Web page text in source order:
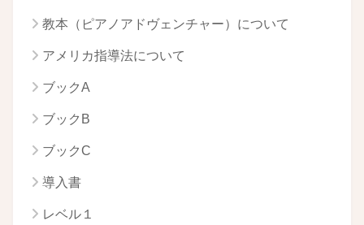
教本（ピアノアドヴェンチャー）について
アメリカ指導法について
ブックA
ブックB
ブックC
導入書
レベル１